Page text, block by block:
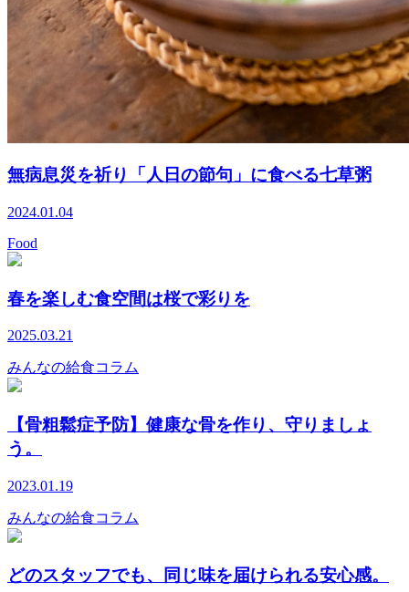
無病息災を祈り「人日の節句」に食べる七草粥
2024.01.04
Food
春を楽しむ食空間は桜で彩りを
2025.03.21
みんなの給食コラム
【骨粗鬆症予防】健康な骨を作り、守りましょ
う。
2023.01.19
みんなの給食コラム
どのスタッフでも、同じ味を届けられる安心感。